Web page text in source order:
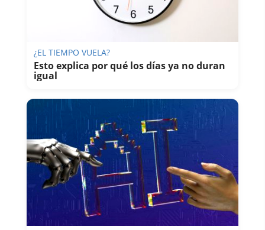
¿EL TIEMPO VUELA?
Esto explica por qué los días ya no duran
igual